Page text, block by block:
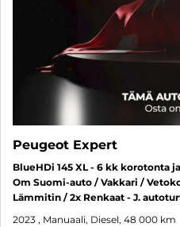
Peugeot Expert
BlueHDi 145 XL - 6 kk korotonta
Om Suomi-auto / Vakkari /
Lämmitin / 2x Renkaat - J.
2023 , Manuaali, Diesel, 48 000 km